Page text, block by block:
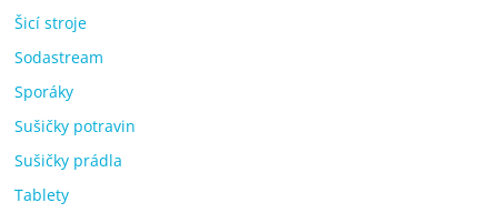
Šicí stroje
Sodastream
Sporáky
Sušičky potravin
Sušičky prádla
Tablety